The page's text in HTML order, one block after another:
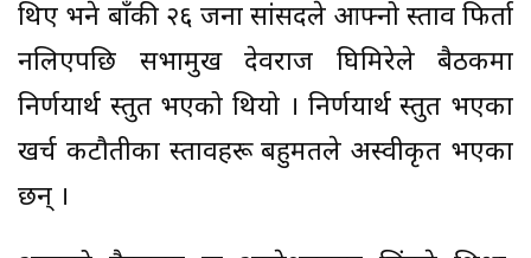
थिए भने बाँकी २६ जना सांसदले आफ्नो प्रस्ताव फिर्ता
नलिएपछि सभामुख देवराज घिमिरेले बैठकमा
निर्णयार्थ प्रस्तुत भएको थियो । निर्णयार्थ प्रस्तुत भएका
खर्च कटौतीका प्रस्तावहरू बहुमतले अस्वीकृत भएका
छन् ।